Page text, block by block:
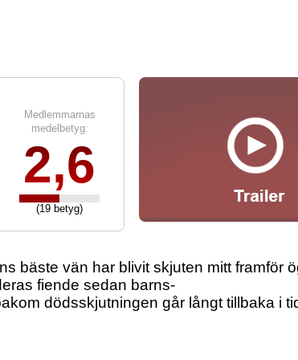
Medlemmarnas
medelbetyg:
2,6
(19 betyg)
bäste vän har blivit skjuten mitt framför
fiende sedan barns-
dödsskjutningen går långt tillbaka i